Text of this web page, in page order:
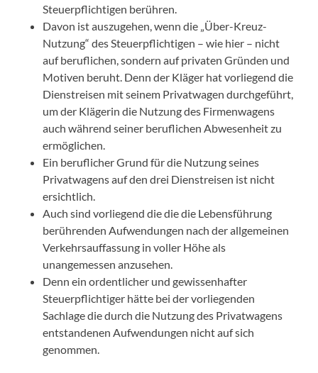
Steuerpflichtigen berühren.
Davon ist auszugehen, wenn die „Über-Kreuz-
Nutzung“ des Steuerpflichtigen – wie hier – nicht
auf beruflichen, sondern auf privaten Gründen und
Motiven beruht. Denn der Kläger hat vorliegend die
Dienstreisen mit seinem Privatwagen durchgeführt,
um der Klägerin die Nutzung des Firmenwagens
auch während seiner beruflichen Abwesenheit zu
ermöglichen.
Ein beruflicher Grund für die Nutzung seines
Privatwagens auf den drei Dienstreisen ist nicht
ersichtlich.
Auch sind vorliegend die die die Lebensführung
berührenden Aufwendungen nach der allgemeinen
Verkehrsauffassung in voller Höhe als
unangemessen anzusehen.
Denn ein ordentlicher und gewissenhafter
Steuerpflichtiger hätte bei der vorliegenden
Sachlage die durch die Nutzung des Privatwagens
entstandenen Aufwendungen nicht auf sich
genommen.